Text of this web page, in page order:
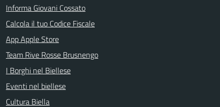
Informa Giovani Cossato
Calcola il tuo Codice Fiscale
App Apple Store
Team Rive Rosse Brusnengo
I Borghi nel Biellese
Eventi nel biellese
Cultura Biella